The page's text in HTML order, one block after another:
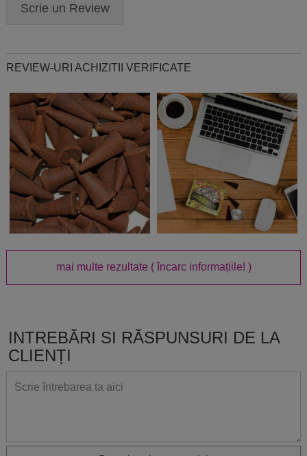
Scrie un Review
REVIEW-URI ACHIZITII VERIFICATE
mai multe rezultate ( încarc informațiile! )
INTREBĂRI SI RĂSPUNSURI DE LA
CLIENȚI